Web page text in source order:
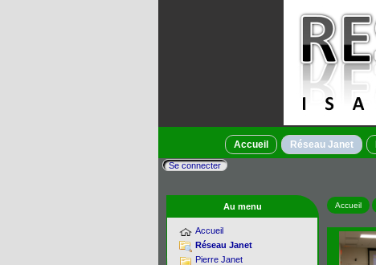
Accueil Réseau Janet
Se connecter
Accueil
Au menu
Accueil
Réseau Janet
Pierre Janet